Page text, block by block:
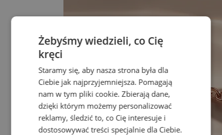
Żebyśmy wiedzieli, co Cię
kręci
Staramy się, aby nasza strona była dla
Ciebie jak najprzyjemniejsza. Pomagają
nam w tym pliki cookie. Zbierają dane,
dzięki którym możemy personalizować
reklamy, śledzić to, co Cię interesuje i
dostosowywać treści specjalnie dla Ciebie.